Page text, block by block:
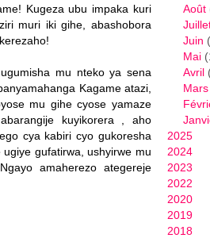
Kugeza ubu impaka kuri
muri iki gihe, abashobora
mu nteko ya sena
Kagame atazi,
mu gihe cyose yamaze
kuyikorera , aho
cya kabiri cyo gukoresha
gufatirwa, ushyirwe mu
amaherezo ategereje
Août
Juin
Mai
Avril
Mars
2025
2024
2023
2022
2020
2019
2018